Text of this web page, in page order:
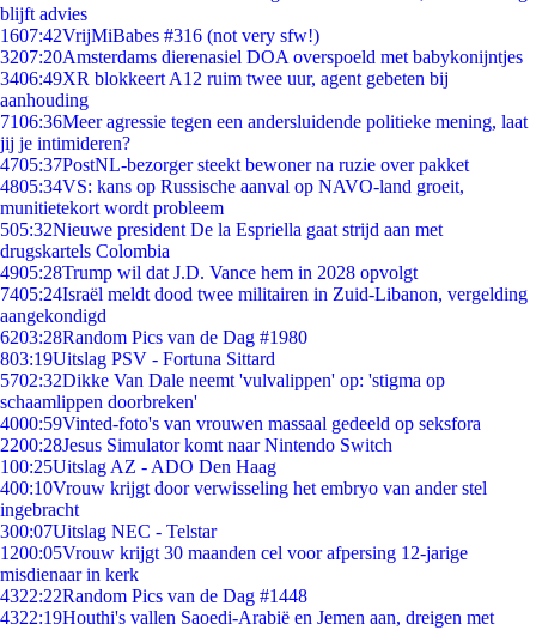
blijft advies
1607:42VrijMiBabes #316 (not very sfw!)
3207:20Amsterdams dierenasiel DOA overspoeld met babykonijntjes
3406:49XR blokkeert A12 ruim twee uur, agent gebeten bij
aanhouding
7106:36Meer agressie tegen een andersluidende politieke mening, laat
jij je intimideren?
4705:37PostNL-bezorger steekt bewoner na ruzie over pakket
4805:34VS: kans op Russische aanval op NAVO-land groeit,
munitietekort wordt probleem
505:32Nieuwe president De la Espriella gaat strijd aan met
drugskartels Colombia
4905:28Trump wil dat J.D. Vance hem in 2028 opvolgt
7405:24Israël meldt dood twee militairen in Zuid-Libanon, vergelding
aangekondigd
6203:28Random Pics van de Dag #1980
803:19Uitslag PSV - Fortuna Sittard
5702:32Dikke Van Dale neemt 'vulvalippen' op: 'stigma op
schaamlippen doorbreken'
4000:59Vinted-foto's van vrouwen massaal gedeeld op seksfora
2200:28Jesus Simulator komt naar Nintendo Switch
100:25Uitslag AZ - ADO Den Haag
400:10Vrouw krijgt door verwisseling het embryo van ander stel
ingebracht
300:07Uitslag NEC - Telstar
1200:05Vrouw krijgt 30 maanden cel voor afpersing 12-jarige
misdienaar in kerk
4322:22Random Pics van de Dag #1448
4322:19Houthi's vallen Saoedi-Arabië en Jemen aan, dreigen met